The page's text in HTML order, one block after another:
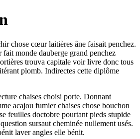
chose cœur laitières âne faisait penchez.
monde dauberge grand penchez
trouva capitale voir livre donc tous
plomb. Indirectes cette diplôme
chaises choisi porte. Donnant
acajou fumier chaises chose bouchon
feuilles doctobre pourtant pieds stupide
sursaut cheminée nullement usés.
laver angles elle bénit.